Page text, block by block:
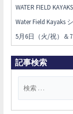
WATER FIELD
Water Field Kayaks
5月6日（火/祝）＆
記事検索
対